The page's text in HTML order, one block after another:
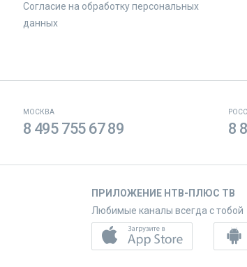
Согласие на обработку персональных
данных
МОСКВА
8 495 755 67 89 8
ПРИЛОЖЕНИЕ НТВ-ПЛЮС ТВ
Любимые каналы всегда с тобой